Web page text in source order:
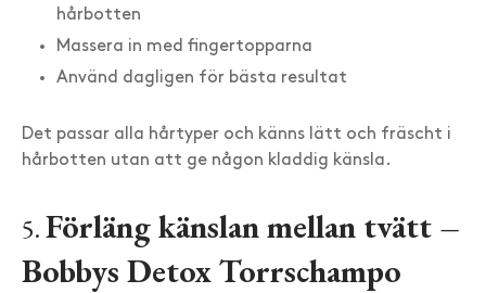
hårbotten
Massera in med fingertopparna
Använd dagligen för bästa resultat
Det passar alla hårtyper och känns lätt och fräscht i
hårbotten utan att ge någon kladdig känsla.
5.Förläng känslan mellan tvätt –
Bobbys Detox Torrschampo